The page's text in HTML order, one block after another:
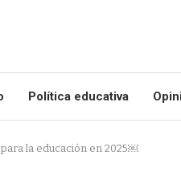
Política educativa
la educación en 2025￼